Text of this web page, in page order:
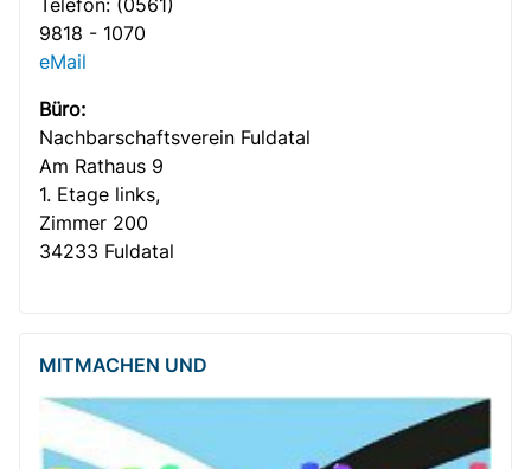
9818 - 1070
eMail
Büro:
Nachbar­­schafts­verein Fuldatal
Am Rathaus 9
1. Etage links,
Zimmer 200
34233 Fuldatal
MITMACHEN UND